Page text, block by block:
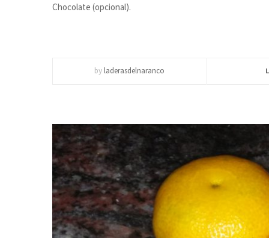
Chocolate (opcional).
by laderasdelnaranco